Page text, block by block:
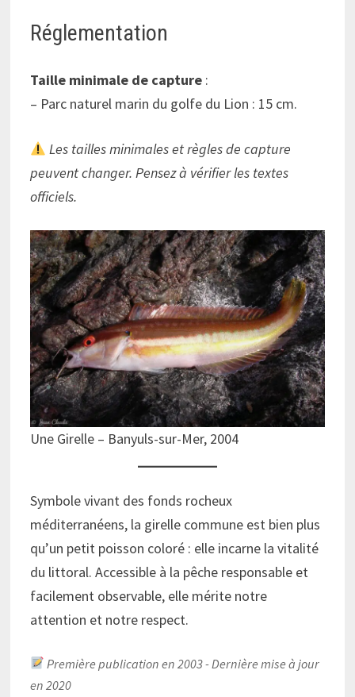
Réglementation
Taille minimale de capture:
– Parc naturel marin du golfe du Lion : 15 cm.
Les tailles minimales et règles de capture
peuvent changer. Pensez à vérifier les textes
officiels.
Une Girelle – Banyuls-sur-Mer, 2004
Symbole vivant des fonds rocheux
méditerranéens, la girelle commune est bien plus
qu’un petit poisson coloré : elle incarne la vitalité
du littoral. Accessible à la pêche responsable et
facilement observable, elle mérite notre
attention et notre respect.
Première publication en 2003 - Dernière mise à jour
en 2020